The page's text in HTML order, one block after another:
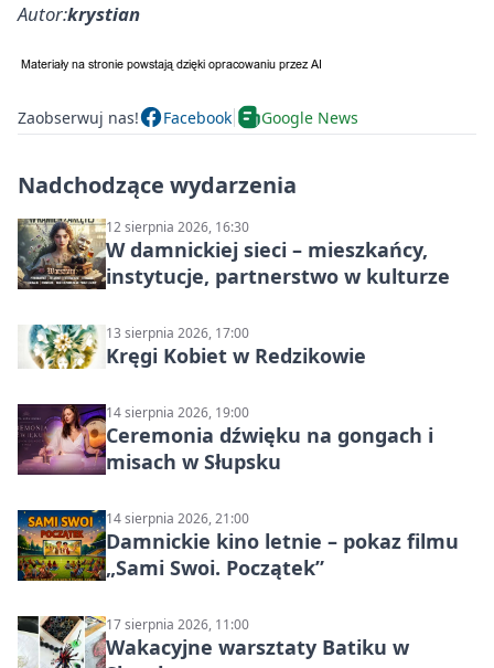
Autor:krystian
Zaobserwuj nas! Facebook Google News
Nadchodzące wydarzenia
12 sierpnia 2026, 16:30
W damnickiej sieci – mieszkańcy,
instytucje, partnerstwo w kulturze
13 sierpnia 2026, 17:00
Kręgi Kobiet w Redzikowie
14 sierpnia 2026, 19:00
Ceremonia dźwięku na gongach i
misach w Słupsku
14 sierpnia 2026, 21:00
Damnickie kino letnie – pokaz filmu
„Sami Swoi. Początek”
17 sierpnia 2026, 11:00
Wakacyjne warsztaty Batiku w